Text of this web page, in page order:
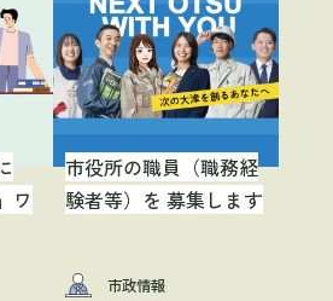
ワ
市役所の職員（職務経
験者等）を 募集します
市政情報